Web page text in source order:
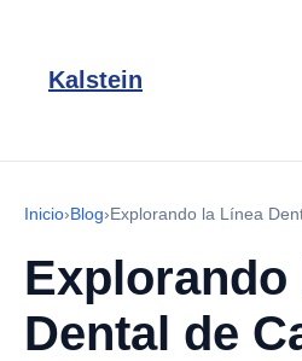
Kalstein
Inicio›Blog›Explorando la Línea
Explorando
Dental de